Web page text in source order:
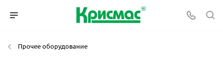
Прочее оборудование